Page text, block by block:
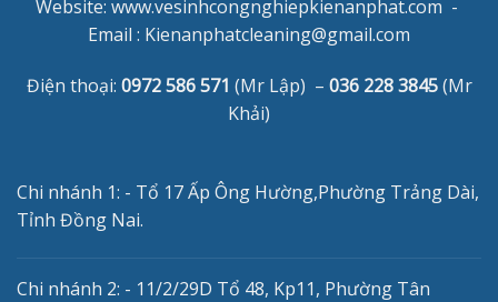
Website: www.vesinhcongnghiepkienanphat.com -
Email : Kienanphatcleaning@gmail.com
Điện thoại: 0972 586 571 (Mr Lập) – 036 228 3845(Mr
Khải)
Chi nhánh 1: - Tổ 17 Ấp Ông Hường,Phường Trảng Dài,
Tỉnh Đồng Nai.
Chi nhánh 2: - 11/2/29D Tổ 48, Kp11, Phường Tân